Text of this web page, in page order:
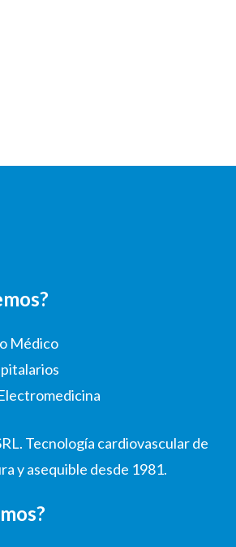
Médico
Tecnología cardiovascular de
y asequible desde 1981.